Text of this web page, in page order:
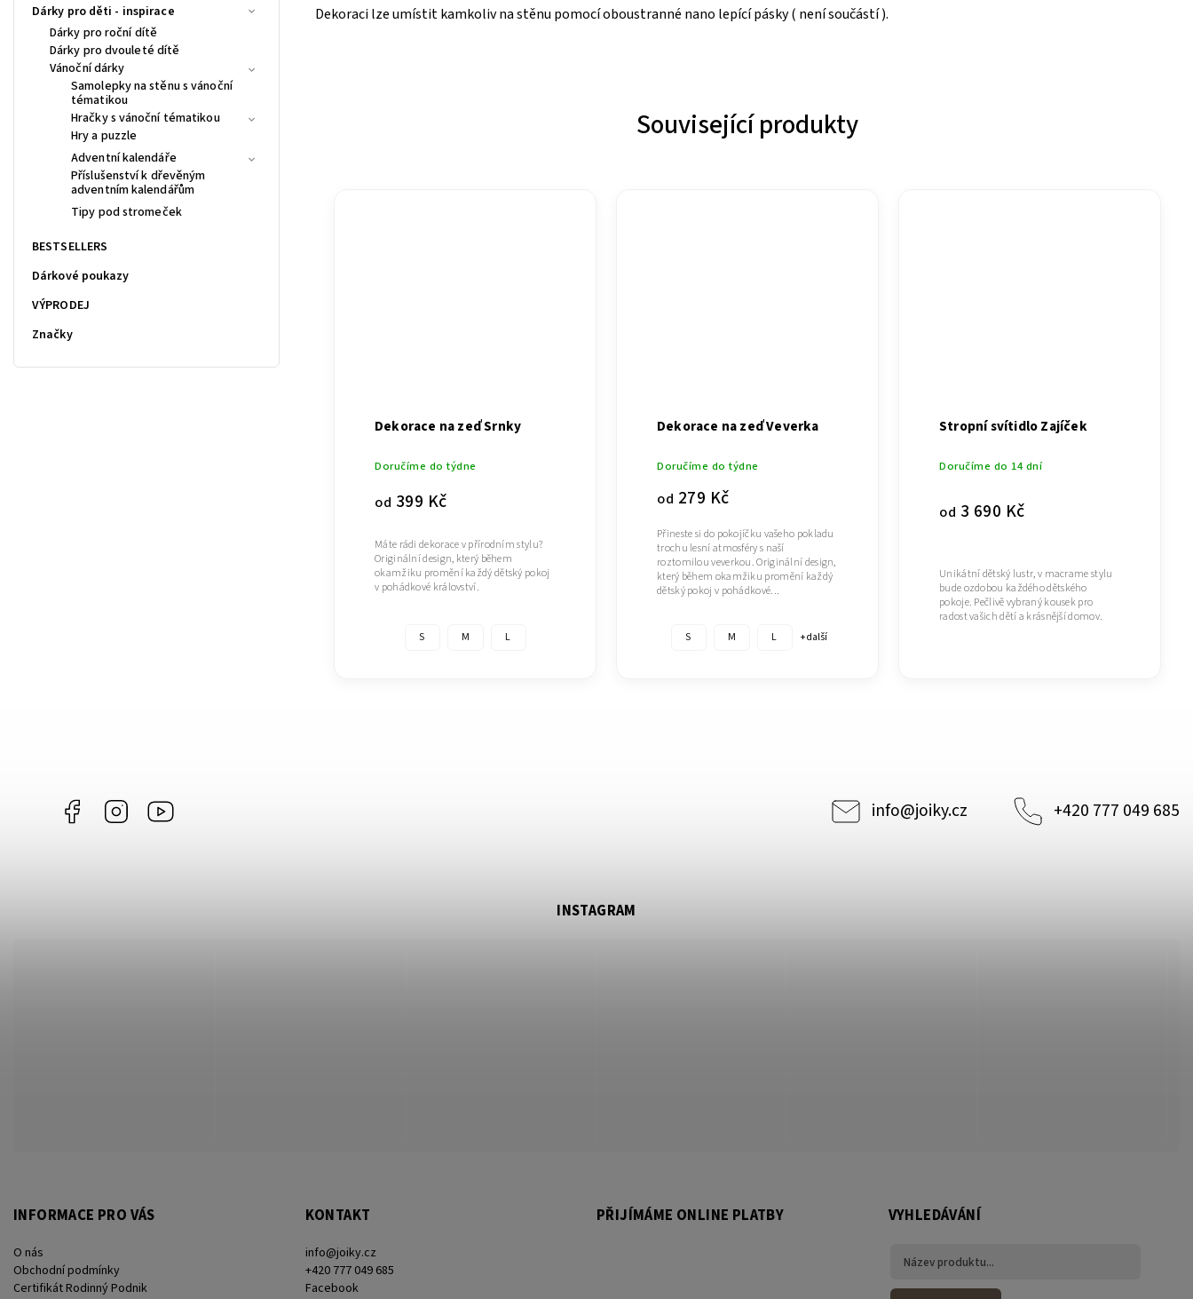
Dárky pro děti - inspirace
Dárky pro roční dítě
Dárky pro dvouleté dítě
Vánoční dárky
Samolepky na stěnu s vánoční
tématikou
Hračky s vánoční tématikou
Hry a puzzle
Adventní kalendáře
Příslušenství k dřevěným
adventním kalendářům
Tipy pod stromeček
BESTSELLERS
Dárkové poukazy
VÝPRODEJ
Značky
Dekoraci lze umístit kamkoliv na stěnu pomocí oboustranné nano lepící pásky ( není součástí ).
Související produkty
Dekorace na zeď Srnky
Doručíme do týdne
od 399 Kč
Máte rádi dekorace v přírodním stylu?
Originální design, který během
okamžiku promění každý dětský pokoj
v pohádkové království.
S M L
Dekorace na zeď Veverka
Doručíme do týdne
od 279 Kč
Přineste si do pokojíčku vašeho pokladu
trochu lesní atmosféry s naší
roztomilou veverkou. Originální design,
který během okamžiku promění každý
dětský pokoj v pohádkové...
S M L + další
Stropní svítidlo Zajíček
Doručíme do 14 dní
od 3 690 Kč
Unikátní dětský lustr, v macrame stylu
bude ozdobou každého dětského
pokoje. Pečlivě vybraný kousek pro
radost vašich dětí a krásnější domov.
Facebook Instagram info@joiky.cz +420 777 049 685
INFORMACE PRO VÁS
O nás
Obchodní podmínky
Certifikát Rodinný Podnik
KONTAKT
info@joiky.cz
+420 777 049 685
Facebook
PŘIJÍMÁME ONLINE PLATBY
INSTAGRAM
VYHLEDÁVÁNÍ